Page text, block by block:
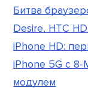
Битва
Desire, HTC
iPhone HD:
iPhone 5G с
модулем